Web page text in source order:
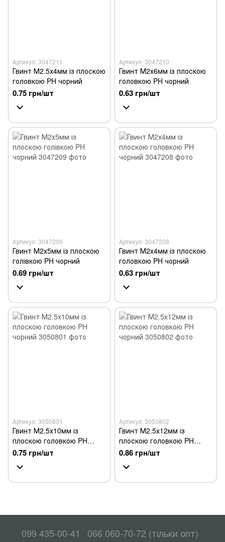
Артикул: 3047211
Гвинт М2.5х4мм із плоскою
головкою PH чорний
0.75 грн/шт
Артикул: 3047210
Гвинт М2х6мм із плоскою
головкою PH чорний
0.63 грн/шт
Артикул: 3047209
Гвинт М2х5мм із плоскою
голівкою PH чорний
0.69 грн/шт
Артикул: 3047208
Гвинт М2х4мм із плоскою
головкою PH чорний
0.63 грн/шт
Артикул: 3050801
Гвинт М2.5х10мм із
плоскою головкою PH
чорний
0.75 грн/шт
Артикул: 3050802
Гвинт М2.5х12мм із
плоскою головкою PH
чорний
0.86 грн/шт
099 435-00-41 066 060-70-72 (тільки опт)